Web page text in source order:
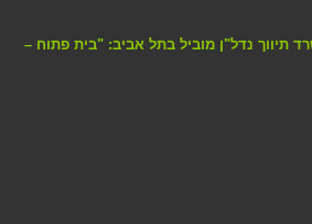
תיווך נדל"ן מוביל בתל אביב: "בית פתוח –